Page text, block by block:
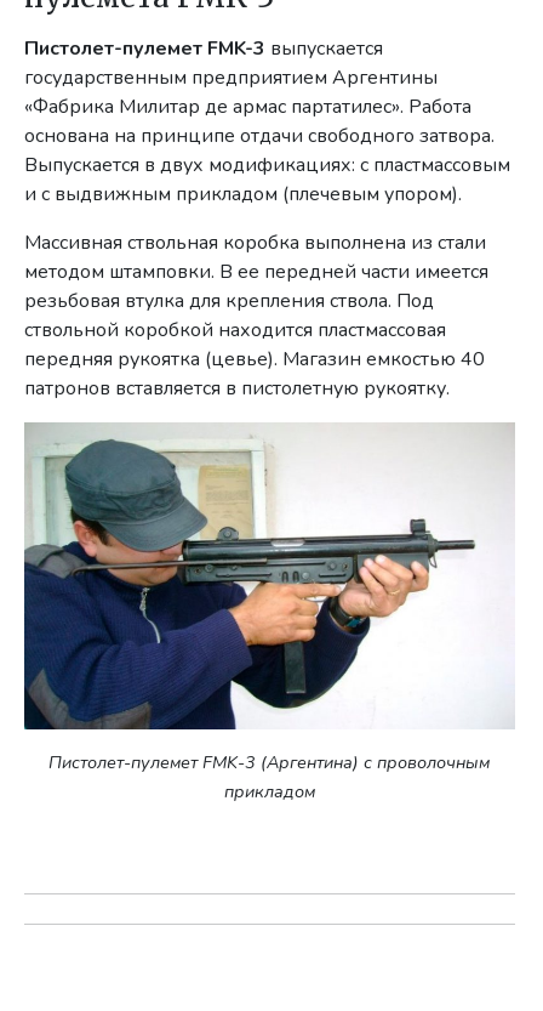
Пистолет-пулемет FMK-3 выпускается
государственным предприятием Аргентины
«Фабрика Милитар де армас партатилес». Работа
основана на принципе отдачи свободного затвора.
Выпускается в двух модификациях: с пластмассовым
и с выдвижным прикладом (плечевым упором).
Массивная ствольная коробка выполнена из стали
методом штамповки. В ее передней части имеется
резьбовая втулка для крепления ствола. Под
ствольной коробкой находится пластмассовая
передняя рукоятка (цевье). Магазин емкостью 40
патронов вставляется в пистолетную рукоятку.
Пистолет-пулемет FMK-3 (Аргентина) с проволочным
прикладом